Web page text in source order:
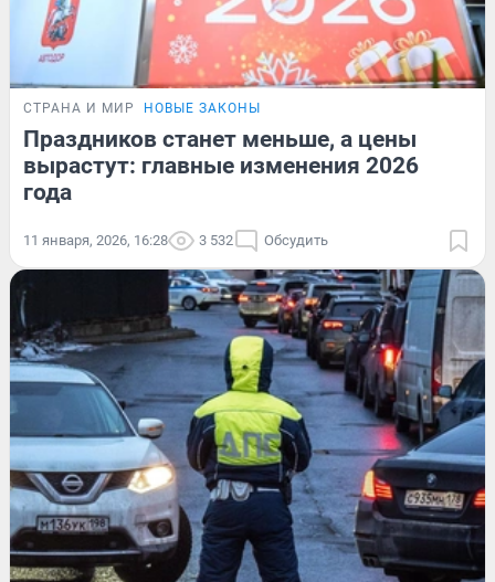
СТРАНА И МИР НОВЫЕ ЗАКОНЫ
Праздников станет меньше, а цены
вырастут: главные изменения 2026
года
11 января, 2026, 16:28 3 532 Обсудить